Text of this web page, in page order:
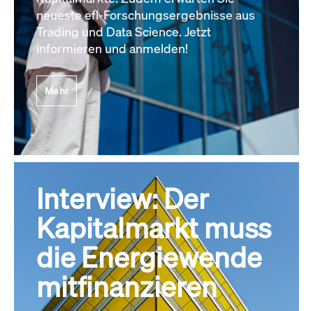
neueste efl-Forschungsergebnisse aus
Trading und Data Science. Jetzt
informieren und anmelden!
Mehr
Interview: Der
Kapitalmarkt muss
die Energiewende
mitfinanzieren